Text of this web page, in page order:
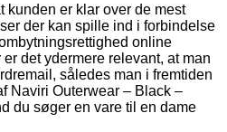
kunden er klar over de mest
der kan spille ind i forbindelse
online
det ydermere relevant, at man
således man i fremtiden
Naviri Outerwear – Black –
du søger en vare til en dame